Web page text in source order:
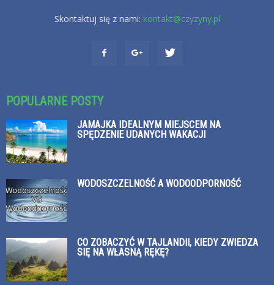
Skontaktuj się z nami: kontakt@czyzyny.pl
POPULARNE POSTY
JAMAJKA IDEALNYM MIEJSCEM NA
SPĘDZENIE UDANYCH WAKACJI
WODOSZCZELNOŚĆ A WODOODPORNOŚĆ
CO ZOBACZYĆ W TAJLANDII, KIEDY ZWIEDZA
SIĘ NA WŁASNĄ RĘKĘ?